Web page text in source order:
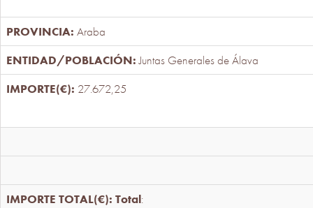
Araba
Juntas Generales de Álava
27.672,25
Total: